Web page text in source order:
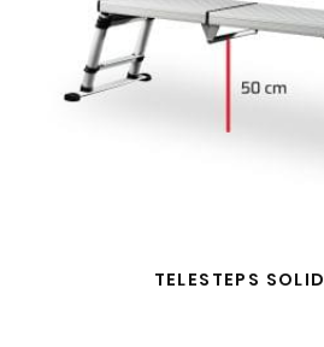
TELESTEPS SOLID